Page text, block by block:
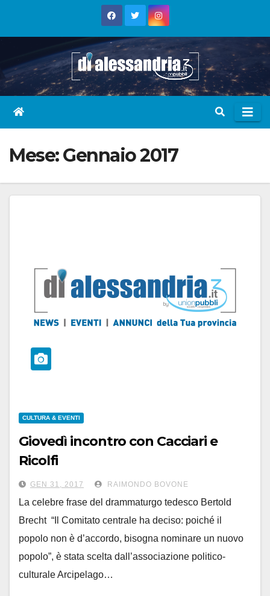
Mese:Gennaio 2017
CULTURA & EVENTI
Giovedì incontro con Cacciari e
Ricolfi
per parlare di società e democrazia
GEN 31, 2017 RAIMONDO BOVONE
La celebre frase del drammaturgo tedesco Bertold
Brecht “Il Comitato centrale ha deciso: poiché il
popolo non è d’accordo, bisogna nominare un nuovo
popolo”, è stata scelta dall’associazione politico-
culturale Arcipelago…